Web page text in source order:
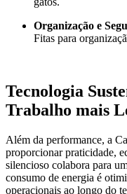
Organização e
Fitas para
Tecnologia
Trabalho mais
Além da performance, a
proporcionar praticidade,
silencioso colabora para
consumo de energia é
operacionais ao longo do